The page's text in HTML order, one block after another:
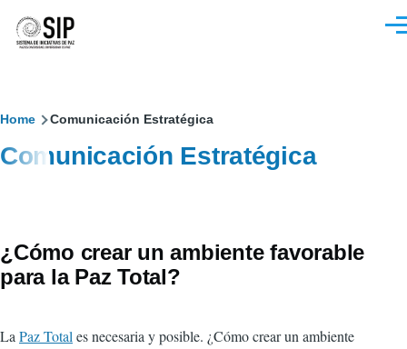
Sobrescribir
enlaces
a
la
Home Comunicación Estratégica
Comunicación Estratégica
¿Cómo crear un ambiente favorable
para la Paz Total?
La Paz Total es necesaria y posible. ¿Cómo crear un ambiente